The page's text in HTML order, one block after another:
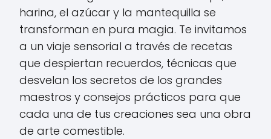
harina, el azúcar y la mantequilla se
transforman en pura magia. Te invitamos
a un viaje sensorial a través de recetas
que despiertan recuerdos, técnicas que
desvelan los secretos de los grandes
maestros y consejos prácticos para que
cada una de tus creaciones sea una obra
de arte comestible.